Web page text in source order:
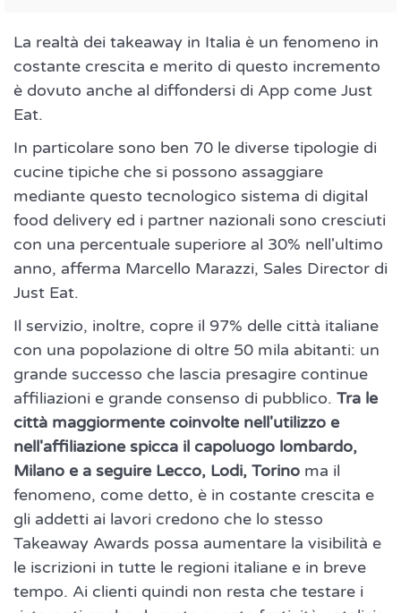
La realtà dei takeaway in Italia è un fenomeno in
costante crescita e merito di questo incremento
è dovuto anche al diffondersi di App come Just
Eat.
In particolare sono ben 70 le diverse tipologie di
cucine tipiche che si possono assaggiare
mediante questo tecnologico sistema di digital
food delivery ed i partner nazionali sono cresciuti
con una percentuale superiore al 30% nell'ultimo
anno, afferma Marcello Marazzi, Sales Director di
Just Eat.
Il servizio, inoltre, copre il 97% delle città italiane
con una popolazione di oltre 50 mila abitanti: un
grande successo che lascia presagire continue
affiliazioni e grande consenso di pubblico. Tra le
città maggiormente coinvolte nell'utilizzo e
nell'affiliazione spicca il capoluogo lombardo,
Milano e a seguire Lecco, Lodi, Torino ma il
fenomeno, come detto, è in costante crescita e
gli addetti ai lavori credono che lo stesso
Takeaway Awards possa aumentare la visibilità e
le iscrizioni in tutte le regioni italiane e in breve
tempo. Ai clienti quindi non resta che testare i